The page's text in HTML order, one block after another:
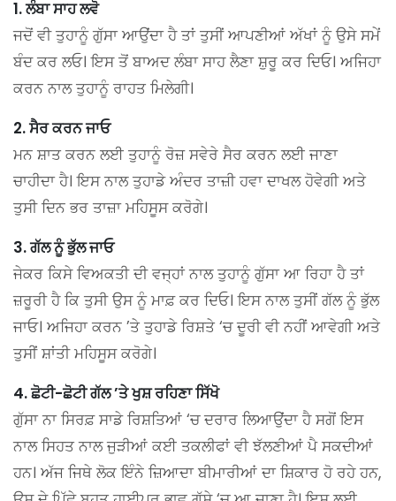
1. ਲੰਬਾ ਸਾਹ ਲਵੋ
ਜਦੋਂ ਵੀ ਤੁਹਾਨੂੰ ਗੁੱਸਾ ਆਉਂਦਾ ਹੈ ਤਾਂ ਤੁਸੀਂ ਆਪਣੀਆਂ ਅੱਖਾਂ ਨੂੰ ਉਸੇ ਸਮੇਂ
ਬੰਦ ਕਰ ਲਓ। ਇਸ ਤੋਂ ਬਾਅਦ ਲੰਬਾ ਸਾਹ ਲੈਣਾ ਸ਼ੁਰੂ ਕਰ ਦਿਓ। ਅਜਿਹਾ
ਕਰਨ ਨਾਲ ਤੁਹਾਨੂੰ ਰਾਹਤ ਮਿਲੇਗੀ।
2. ਸੈਰ ਕਰਨ ਜਾਓ
ਮਨ ਸ਼ਾਤ ਕਰਨ ਲਈ ਤੁਹਾਨੂੰ ਰੋਜ਼ ਸਵੇਰੇ ਸੈਰ ਕਰਨ ਲਈ ਜਾਣਾ
ਚਾਹੀਦਾ ਹੈ। ਇਸ ਨਾਲ ਤੁਹਾਡੇ ਅੰਦਰ ਤਾਜ਼ੀ ਹਵਾ ਦਾਖਲ ਹੋਵੇਗੀ ਅਤੇ
ਤੁਸੀ ਦਿਨ ਭਰ ਤਾਜ਼ਾ ਮਹਿਸੂਸ ਕਰੋਗੇ।
3. ਗੱਲ ਨੂੰ ਭੁੱਲ ਜਾਓ
ਜੇਕਰ ਕਿਸੇ ਵਿਅਕਤੀ ਦੀ ਵਜ੍ਹਾਂ ਨਾਲ ਤੁਹਾਨੂੰ ਗੁੱਸਾ ਆ ਰਿਹਾ ਹੈ ਤਾਂ
ਜ਼ਰੂਰੀ ਹੈ ਕਿ ਤੁਸੀ ਉਸ ਨੂੰ ਮਾਫ਼ ਕਰ ਦਿਓ। ਇਸ ਨਾਲ ਤੁਸੀਂ ਗੱਲ ਨੂੰ ਭੁੱਲ
ਜਾਓ। ਅਜਿਹਾ ਕਰਨ ’ਤੇ ਤੁਹਾਡੇ ਰਿਸ਼ਤੇ ‘ਚ ਦੂਰੀ ਵੀ ਨਹੀਂ ਆਵੇਗੀ ਅਤੇ
ਤੁਸੀਂ ਸ਼ਾਂਤੀ ਮਹਿਸੂਸ ਕਰੋਗੇ।
4. ਛੋਟੀ-ਛੋਟੀ ਗੱਲ ’ਤੇ ਖੁਸ਼ ਰਹਿਣਾ ਸਿੱਖੋ
ਗੁੱਸਾ ਨਾ ਸਿਰਫ਼ ਸਾਡੇ ਰਿਸ਼ਤਿਆਂ ‘ਚ ਦਰਾਰ ਲਿਆਉਂਦਾ ਹੈ ਸਗੋਂ ਇਸ
ਨਾਲ ਸਿਹਤ ਨਾਲ ਜੁੜੀਆਂ ਕਈ ਤਕਲੀਫਾਂ ਵੀ ਝੱਲਣੀਆਂ ਪੈ ਸਕਦੀਆਂ
ਹਨ। ਅੱਜ ਜਿਥੇ ਲੋਕ ਇੰਨੇ ਜ਼ਿਆਦਾ ਬੀਮਾਰੀਆਂ ਦਾ ਸ਼ਿਕਾਰ ਹੋ ਰਹੇ ਹਨ,